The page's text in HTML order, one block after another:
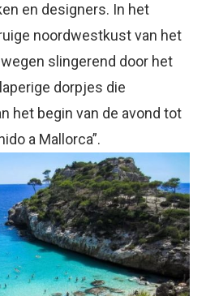
en designers. In het
noordwestkust van het
slingerend door het
dorpjes die
het begin van de avond tot
a Mallorca”.